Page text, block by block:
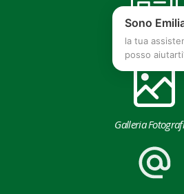
Area Stampa
Galleria
Sono
la tua
posso